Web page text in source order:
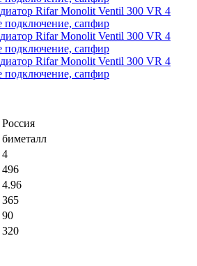
Россия
биметалл
4
496
4.96
365
90
320